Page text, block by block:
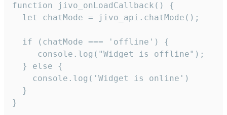
function jivo_onLoadCallback() {
  let chatMode = jivo_api.chatMode();
  if (chatMode === 'offline') {
     console.log("Widget is offline");
  } else {
    console.log('Widget is online')
  }
}